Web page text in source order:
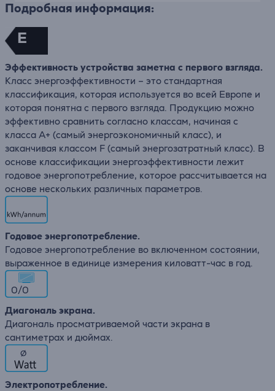
Подробная информация:
E
Эффективность устройства заметна с первого взгляда.
Класс энергоэффективности – это стандартная
классификация, которая используется во всей Европе и
которая понятна с первого взгляда. Продукцию можно
эффективно сравнить согласно классам, начиная с
класса A+ (самый энергоэкономичный класс), и
заканчивая классом F (самый энергозатратный класс). В
основе классификации энергоэффективности лежит
годовое энергопотребление, которое рассчитывается на
основе нескольких различных параметров.
Годовое энергопотребление.
Годовое энергопотребление во включенном состоянии,
выраженное в единице измерения киловатт-час в год.
0/0
Диагональ экрана.
Диагональ просматриваемой части экрана в
сантиметрах и дюймах.
∅
Электропотребление.